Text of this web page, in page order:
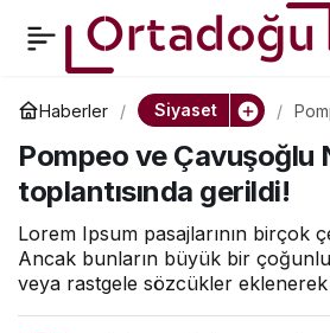
Haberler Siyaset
Pompeo ve Çavuşoğlu
toplantısında gerildi!
Lorem Ipsum pasajlarının birçok
Ancak bunların büyük bir
veya rastgele sözcükler
Kılıçdaroğlu’dan dikkat
çeken açıklamalar:
Telefonlarımın
dinlendiğini, takip
edildiğimi biliyorum